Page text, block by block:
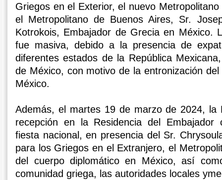
Griegos en el Exterior, el nuevo
el Metropolitano de Buenos Aires, Sr.
Kotrokois, Embajador de Grecia en México.
fue masiva, debido a la presencia de
diferentes estados de la República
de México, con motivo de la entronización
México.
Además, el martes 19 de marzo de 2024, la
recepción en la Residencia del Embajador
fiesta nacional, en presencia del Sr.
para los Griegos en el Extranjero, el
del cuerpo diplomático en México, así
comunidad griega, las autoridades locales